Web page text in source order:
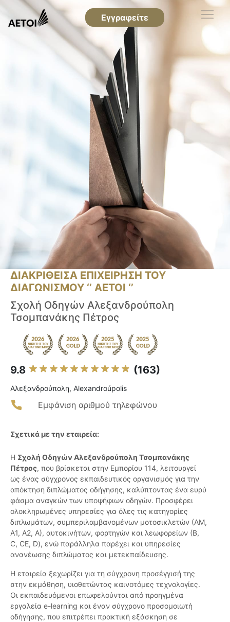
Εγγραφείτε
ΔΙΑΚΡΙΘΕΙΣΑ ΕΠΙΧΕΙΡΗΣΗ ΤΟΥ
ΔΙΑΓΩΝΙΣΜΟΥ ‘’ ΑΕΤΟΙ ‘’
Σχολή Οδηγών Αλεξανδρούπολη
Τσομπανάκης Πέτρος
9.8 (163)
Αλεξανδρούπολη, Alexandroúpolis
Εμφάνιση αριθμού τηλεφώνου
Σχετικά με την εταιρεία:
Η Σχολή Οδηγών Αλεξανδρούπολη Τσομπανάκης
Πέτρος, που βρίσκεται στην Εμπορίου 114, λειτουργεί
ως ένας σύγχρονος εκπαιδευτικός οργανισμός για την
απόκτηση διπλώματος οδήγησης, καλύπτοντας ένα ευρύ
φάσμα αναγκών των υποψήφιων οδηγών. Προσφέρει
ολοκληρωμένες υπηρεσίες για όλες τις κατηγορίες
διπλωμάτων, συμπεριλαμβανομένων μοτοσικλετών (ΑΜ,
Α1, Α2, Α), αυτοκινήτων, φορτηγών και λεωφορείων (Β,
C, CE, D), ενώ παράλληλα παρέχει και υπηρεσίες
ανανέωσης διπλώματος και μετεκπαίδευσης.
Η εταιρεία ξεχωρίζει για τη σύγχρονη προσέγγισή της
στην εκμάθηση, υιοθετώντας καινοτόμες τεχνολογίες.
Οι εκπαιδευόμενοι επωφελούνται από προηγμένα
εργαλεία e-learning και έναν σύγχρονο προσομοιωτή
οδήγησης, που επιτρέπει πρακτική εξάσκηση σε